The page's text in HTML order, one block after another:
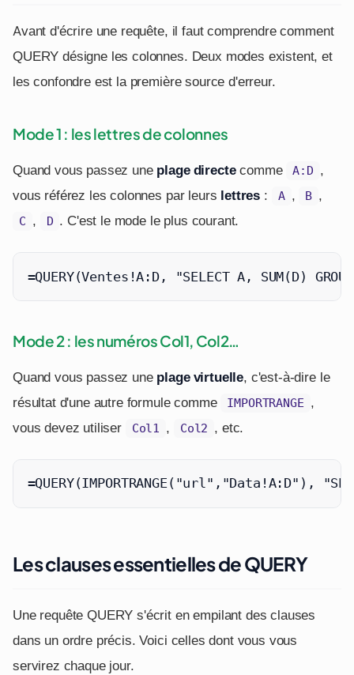
Avant d'écrire une requête, il faut comprendre comment
QUERY désigne les colonnes. Deux modes existent, et
les confondre est la première source d'erreur.
Mode 1 : les lettres de colonnes
Quand vous passez une plage directecomme A:D ,
vous référez les colonnes par leurs lettres : A , B ,
C , D . C'est le mode le plus courant.
=QUERY(Ventes!A:D, "SELECT A, SUM(D)
Mode 2 : les numéros Col1, Col2…
Quand vous passez une plage virtuelle, c'est-à-dire le
résultat d'une autre formule comme
IMPORTRANGE ,
vous devez utiliser
Col1 , Col2 , etc.
=QUERY(IMPORTRANGE("url","Data!A:D"),
Les clauses essentielles de QUERY
Une requête QUERY s'écrit en empilant des clauses
dans un ordre précis. Voici celles dont vous vous
servirez chaque jour.